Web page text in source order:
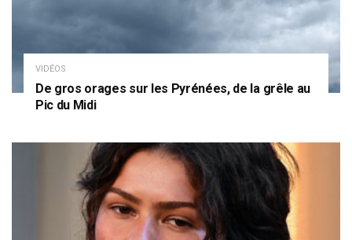
VIDÉOS
De gros orages sur les Pyrénées, de la grêle au
Pic du Midi